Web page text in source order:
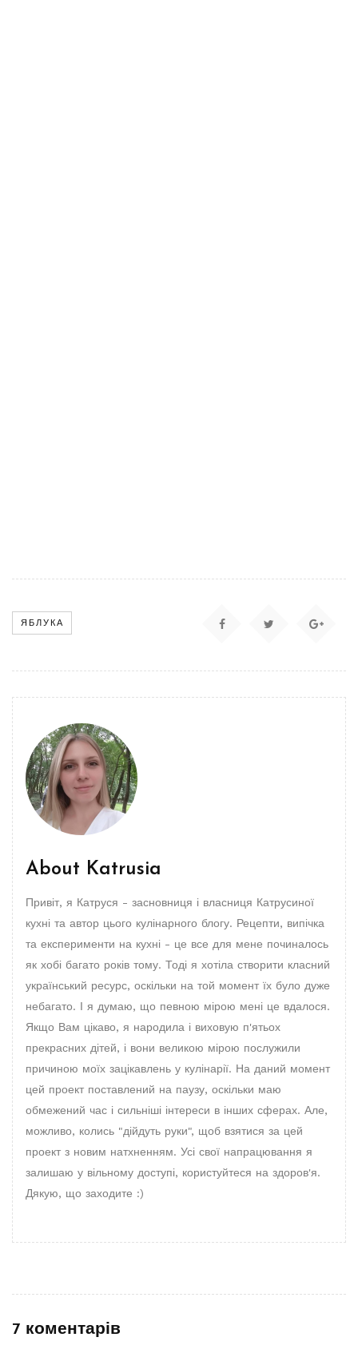
ЯБЛУКА
About Katrusia
Привіт, я Катруся - засновниця і власниця Катрусиної
кухні та автор цього кулінарного блогу. Рецепти, випічка
та експерименти на кухні - це все для мене починалось
як хобі багато років тому. Тоді я хотіла створити класний
український ресурс, оскільки на той момент їх було дуже
небагато. І я думаю, що певною мірою мені це вдалося.
Якщо Вам цікаво, я народила і виховую п'ятьох
прекрасних дітей, і вони великою мірою послужили
причиною моїх зацікавлень у кулінарії. На даний момент
цей проект поставлений на паузу, оскільки маю
обмежений час і сильніші інтереси в інших сферах. Але,
можливо, колись "дійдуть руки", щоб взятися за цей
проект з новим натхненням. Усі свої напрацювання я
залишаю у вільному доступі, користуйтеся на здоров'я.
Дякую, що заходите :)
7 коментарів